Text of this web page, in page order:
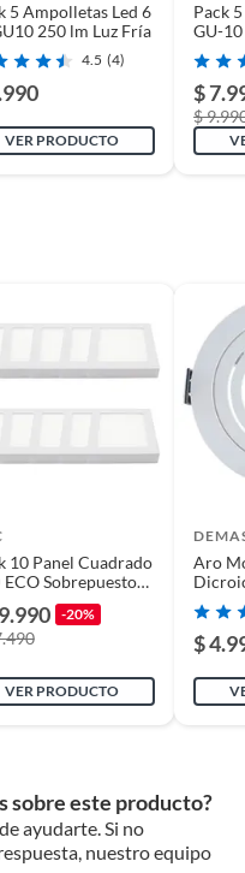
5 Ampolletas Led 6
250 lm Luz Fría
4.5 (4)
VER PRODUCTO
Pack
GU-
Luz
$
$
10 Panel Cuadrado
ECO Sobrepuesto
6W Cálido
-20%
VER PRODUCTO
Aro
$
sobre este producto?
ayudarte. Si no
nuestro equipo